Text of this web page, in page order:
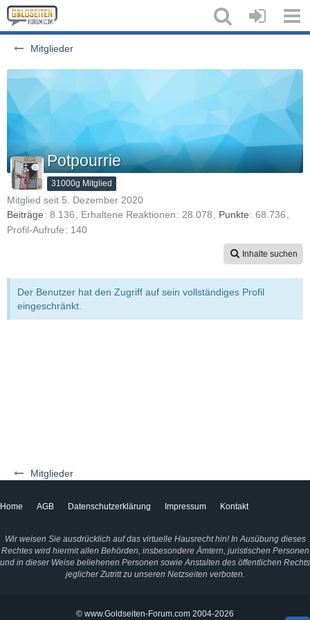
Mitglieder
Mitglieder
Potpourrie
31000g Mitglied
Mitglied seit 5. Dezember 2020
Beiträge
8.136 Erhaltene Reaktionen 28.078 Punkte
68.736
Profil-Aufrufe
140
Inhalte suchen
Der Benutzer hat den Zugriff auf sein vollständiges Profil
eingeschränkt.
Home AGB Datenschutzerklärung Impressum Kontakt
Wir weisen Sie ausdrücklich auf das virtuelle Hausrecht hin! In Ausübung dieses
Rechtes wird hiermit allen Behörden, insbesondere Ämtern, juristischen Personen
und in dieser Weise beliehenen Personen sowie Anstalten des öffentlichen Rechts
jeglicher Zutritt zu unseren Netzseiten verboten.
© www.Goldseiten-Forum.com 2004-2026